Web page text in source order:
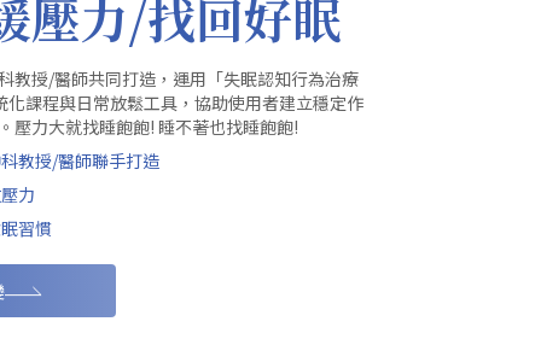
壓力/找回好眠
教授/醫師共同打造，運用「失眠認知行為治療
課程與日常放鬆工具，協助使用者建立穩定作
壓力大就找睡飽飽! 睡不著也找睡飽飽!
教授/醫師聯手打造
力
習慣